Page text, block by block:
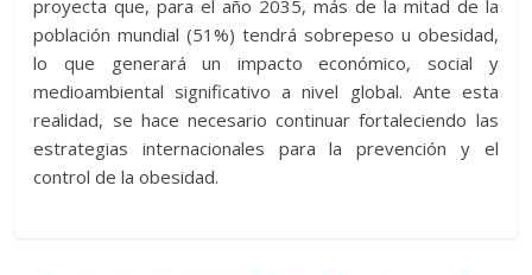
proyecta que, para el año 2035, más de la mitad de la
población mundial (51%) tendrá sobrepeso u obesidad,
lo que generará un impacto económico, social y
medioambiental significativo a nivel global. Ante esta
realidad, se hace necesario continuar fortaleciendo las
estrategias internacionales para la prevención y el
control de la obesidad.